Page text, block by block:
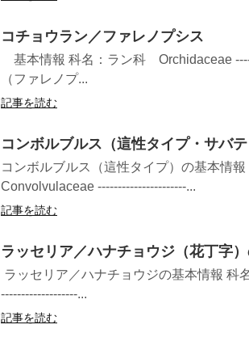
コチョウラン／ファレノプシス
基本情報 科名：ラン科 Orchidaceae
（ファレノプ...
記事を読む
コンボルブルス（這性タイプ・サバ
コンボルブルス（這性タイプ）の基本情
Convolvulaceae ----------------------...
記事を読む
ラッセリア／ハナチョウジ（花丁字
ラッセリア／ハナチョウジの基本情報
-------------------...
記事を読む